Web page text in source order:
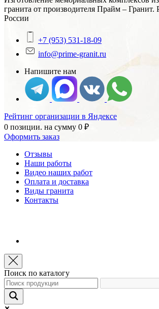
гранита от производителя Прайм – Гранит.
России
+7 (953) 531-18-09
info@prime-granit.ru
Напишите нам
Рейтинг организации в Яндексе
0 позиции. на сумму 0 ₽
Оформить заказ
Отзывы
Наши работы
Видео наших работ
Оплата и доставка
Виды гранита
Контакты
Поиск по каталогу